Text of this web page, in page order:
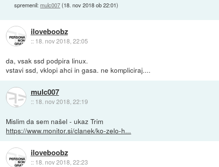
spremenil:mulc007(18. nov 2018 ob 22:01)
iloveboobz
:: 18. nov 2018, 22:05
da, vsak ssd podpira linux.
vstavi ssd, vklopi ahci in gasa. ne kompliciraj....
mulc007
:: 18. nov 2018, 22:19
Mislim da sem našel - ukaz Trim
https://www.monitor.si/clanek/ko-zelo-h...
iloveboobz
:: 18. nov 2018, 22:23